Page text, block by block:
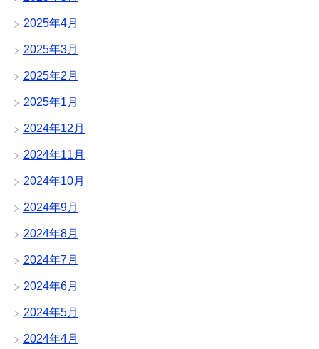
2025年4月
2025年3月
2025年2月
2025年1月
2024年12月
2024年11月
2024年10月
2024年9月
2024年8月
2024年7月
2024年6月
2024年5月
2024年4月